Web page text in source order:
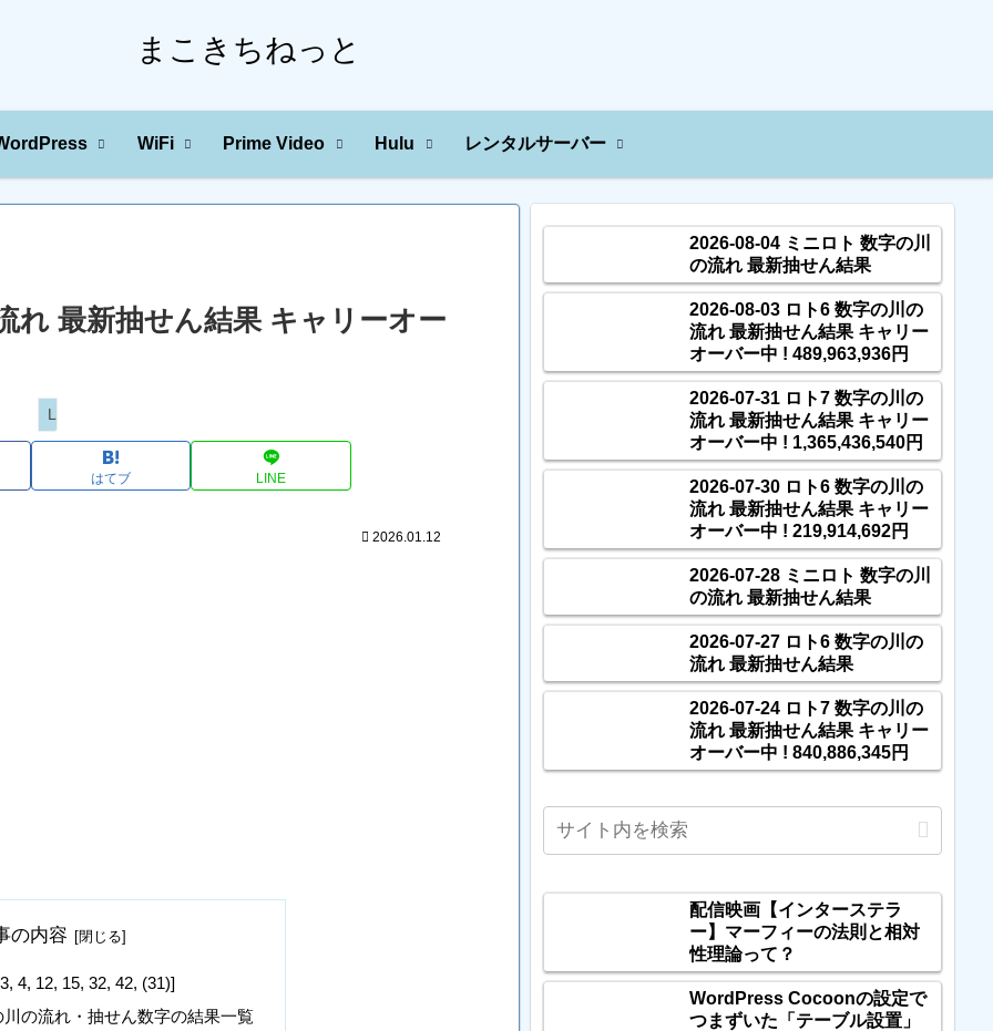
まこきちねっと
WiFi Prime Video Hulu レンタルサーバー
れ 最新抽せん結果 キャリーオー
Loto
はてブ LINE
2026.01.12
の内容
4, 12, 15, 32, 42, (31)]
の流れ・抽せん数字の結果一覧
2026-08-04 ミニロト 数字の川
の流れ 最新抽せん結果
2026-08-03 ロト6 数字の川の
流れ 最新抽せん結果 キャリー
オーバー中 ! 489,963,936円
2026-07-31 ロト7 数字の川の
流れ 最新抽せん結果 キャリー
オーバー中 ! 1,365,436,540円
2026-07-30 ロト6 数字の川の
流れ 最新抽せん結果 キャリー
オーバー中 ! 219,914,692円
2026-07-28 ミニロト 数字の川
の流れ 最新抽せん結果
2026-07-27 ロト6 数字の川の
流れ 最新抽せん結果
2026-07-24 ロト7 数字の川の
流れ 最新抽せん結果 キャリー
オーバー中 ! 840,886,345円
配信映画【インターステラ
ー】マーフィーの法則と相対
性理論って？
WordPress Cocoonの設定で
つまずいた「テーブル設置」